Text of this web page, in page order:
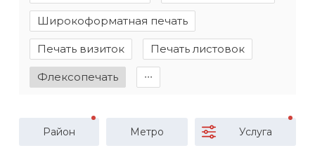
Широкоформатная печать
Печать визиток Печать листовок
Флексопечать ∙∙∙
Район Метро Услуга